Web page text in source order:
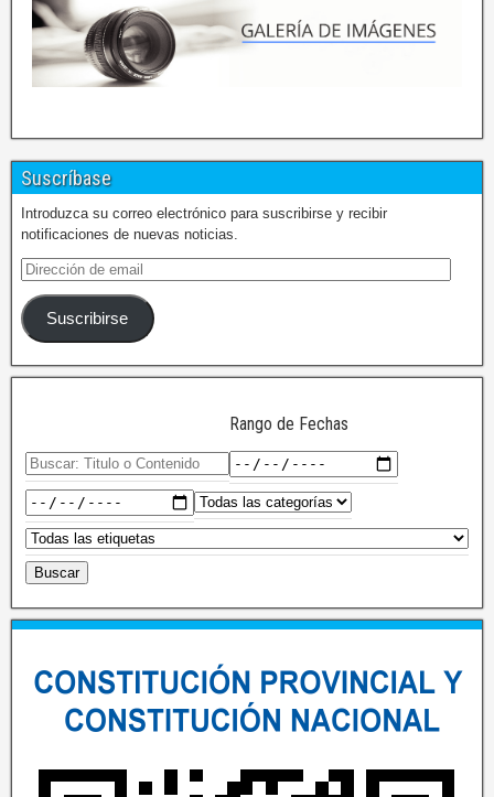
Suscríbase
Introduzca su correo electrónico para suscribirse y recibir
notificaciones de nuevas noticias.
Suscribirse
Rango de Fechas